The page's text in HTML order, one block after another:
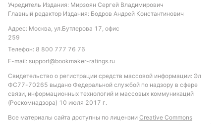
голов за игру и атакующий потенциал обеих
команд.
Обновлено:
Автор
Екатерина Шишканова
Учредитель Издания: Мирзоян Сергей Владимирович
Главный редактор Издания: Бодров Андрей Константинович
Адрес: Москва, ул.Бутлерова 17, офис
259
Телефон: 8 800 777 76 76
E-mail: support@bookmaker-ratings.ru
Свидетельство о регистрации средств массовой информации: Эл
ФС77-70265 выдано Федеральной службой по надзору в сфере
связи, информационных технологий и массовых коммуникаций
(Роскомнадзора) 10 июля 2017 г.
Все материалы сайта доступны по лицензии Creative Commons